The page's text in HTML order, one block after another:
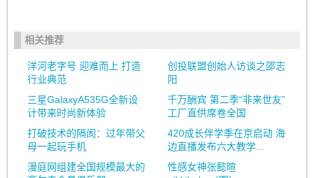
相关推荐
洋河老字号 迎难而上 打造
行业典范
创投联盟创始人访谈之邵志
阳
三星GalaxyA535G全新设
计带来时尚新体验
千万酬宾 第二季“非来世友”
工厂直供席卷全国
打破技术的隔阂：过年带父
母一起玩手机
420成长伴学季在京启动 海
边直播发布六大教学...
漫庭网组建全国规模最大的
性感女神张懿暄